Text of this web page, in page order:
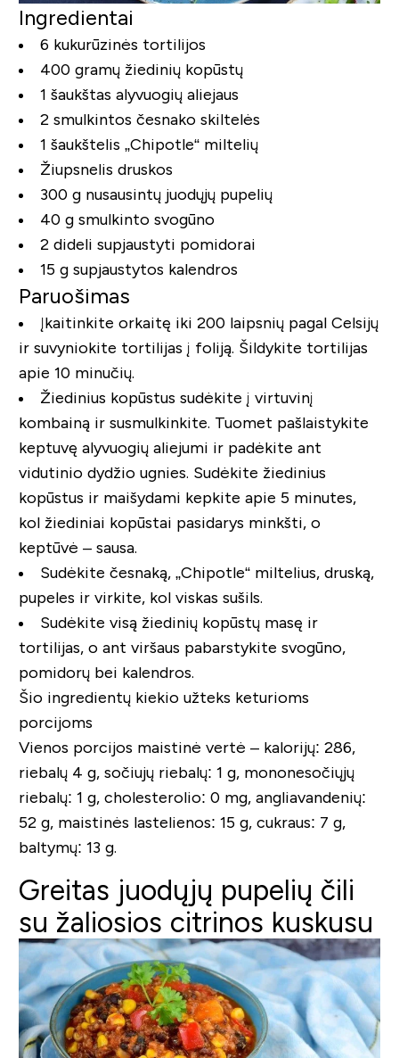
Ingredientai
6 kukurūzinės tortilijos
400 gramų žiedinių kopūstų
1 šaukštas alyvuogių aliejaus
2 smulkintos česnako skiltelės
1 šaukštelis „Chipotle“ miltelių
Žiupsnelis druskos
300 g nusausintų juodųjų pupelių
40 g smulkinto svogūno
2 dideli supjaustyti pomidorai
15 g supjaustytos kalendros
Paruošimas
Įkaitinkite orkaitę iki 200 laipsnių pagal Celsijų
ir suvyniokite tortilijas į foliją. Šildykite tortilijas
apie 10 minučių.
Žiedinius kopūstus sudėkite į virtuvinį
kombainą ir susmulkinkite. Tuomet pašlaistykite
keptuvę alyvuogių aliejumi ir padėkite ant
vidutinio dydžio ugnies. Sudėkite žiedinius
kopūstus ir maišydami kepkite apie 5 minutes,
kol žiediniai kopūstai pasidarys minkšti, o
keptūvė – sausa.
Sudėkite česnaką, „Chipotle“ miltelius, druską,
pupeles ir virkite, kol viskas sušils.
Sudėkite visą žiedinių kopūstų masę ir
tortilijas, o ant viršaus pabarstykite svogūno,
pomidorų bei kalendros.
Šio ingredientų kiekio užteks keturioms
porcijoms
Vienos porcijos maistinė vertė – kalorijų: 286,
riebalų 4 g, sočiujų riebalų: 1 g, mononesočiųjų
riebalų: 1 g, cholesterolio: 0 mg, angliavandenių:
52 g, maistinės lastelienos: 15 g, cukraus: 7 g,
baltymų: 13 g.
Greitas juodųjų pupelių čili
su žaliosios citrinos kuskusu